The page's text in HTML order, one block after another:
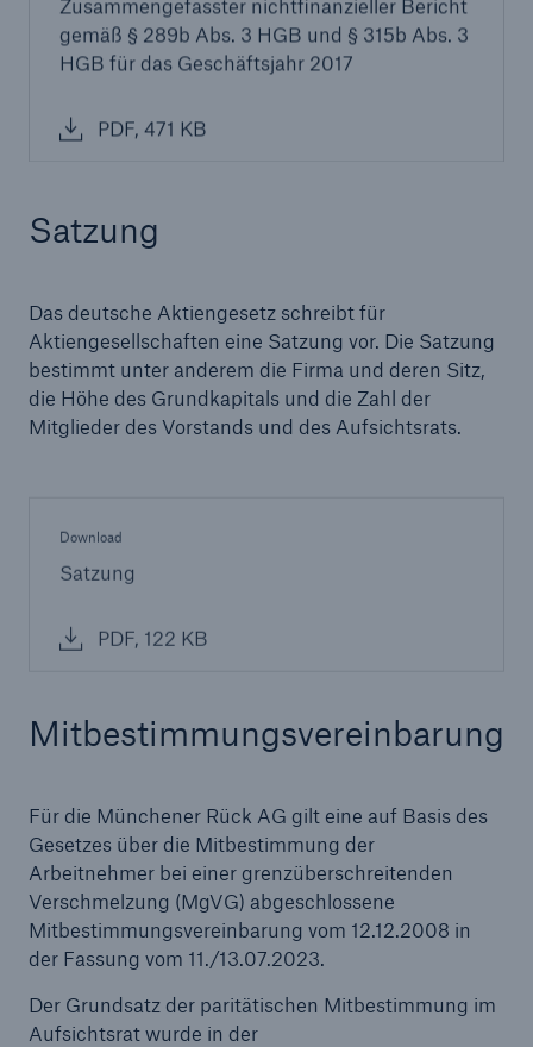
Zusammengefasster nichtfinanzieller Bericht
gemäß § 289b Abs. 3 HGB und § 315b Abs. 3
HGB für das Geschäftsjahr 2017
PDF, 471 KB
Satzung
Das deutsche Aktiengesetz schreibt für
Aktiengesellschaften eine Satzung vor. Die Satzung
bestimmt unter anderem die Firma und deren Sitz,
die Höhe des Grundkapitals und die Zahl der
Mitglieder des Vorstands und des Aufsichtsrats.
Download
Satzung
PDF, 122 KB
Mitbestimmungsvereinbarung
Für die Münchener Rück AG gilt eine auf Basis des
Gesetzes über die Mitbestimmung der
Arbeitnehmer bei einer grenzüberschreitenden
Verschmelzung (MgVG) abgeschlossene
Mitbestimmungsvereinbarung vom 12.12.2008 in
der Fassung vom 11./13.07.2023.
Der Grundsatz der paritätischen Mitbestimmung im
Aufsichtsrat wurde in der